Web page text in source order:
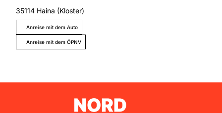
35114 Haina (Kloster)
Anreise mit dem Auto
Anreise mit dem ÖPNV